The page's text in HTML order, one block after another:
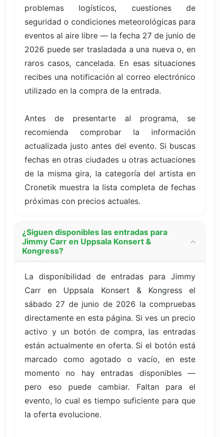
problemas logísticos, cuestiones de
seguridad o condiciones meteorológicas para
eventos al aire libre — la fecha 27 de junio de
2026 puede ser trasladada a una nueva o, en
raros casos, cancelada. En esas situaciones
recibes una notificación al correo electrónico
utilizado en la compra de la entrada.
Antes de presentarte al programa, se
recomienda comprobar la información
actualizada justo antes del evento. Si buscas
fechas en otras ciudades u otras actuaciones
de la misma gira, la categoría del artista en
Cronetik muestra la lista completa de fechas
próximas con precios actuales.
¿Siguen disponibles las entradas para
Jimmy Carr en Uppsala Konsert &
Kongress?
La disponibilidad de entradas para Jimmy
Carr en Uppsala Konsert & Kongress el
sábado 27 de junio de 2026 la compruebas
directamente en esta página. Si ves un precio
activo y un botón de compra, las entradas
están actualmente en oferta. Si el botón está
marcado como agotado o vacío, en este
momento no hay entradas disponibles —
pero eso puede cambiar. Faltan para el
evento, lo cual es tiempo suficiente para que
la oferta evolucione.